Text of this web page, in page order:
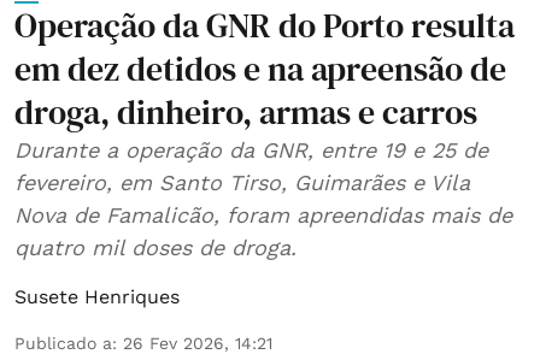
Operação da GNR do Porto resulta
em dez detidos e na apreensão de
droga, dinheiro, armas e carros
Durante a operação da GNR, entre 19 e 25 de
fevereiro, em Santo Tirso, Guimarães e Vila
Nova de Famalicão, foram apreendidas mais de
quatro mil doses de droga.
Susete Henriques
Publicado a: 26 Fev 2026, 14:21